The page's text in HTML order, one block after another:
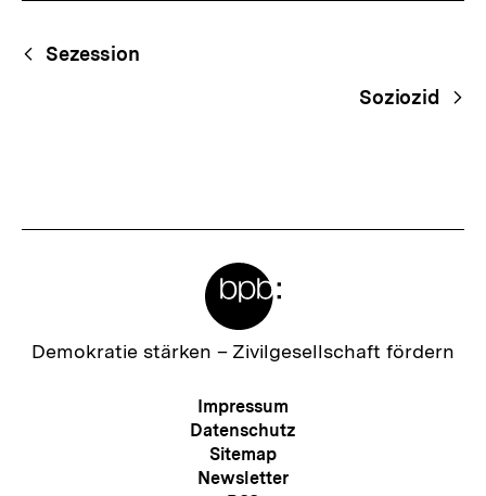
Begriffsnavigation
Content-
Navigation
Sezession
Soziozid
Zur
Demokratie stärken – Zivilgesellschaft fördern
Meta-
Navigation
Impressum
Datenschutz
Sitemap
Newsletter